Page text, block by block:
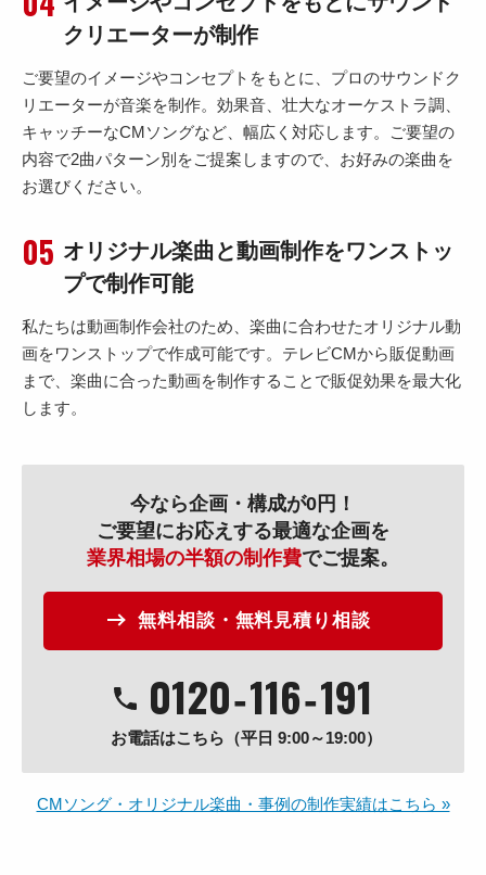
クリエーターが制作
ご要望のイメージやコンセプトをもとに、プロのサウンドク
リエーターが音楽を制作。効果音、壮大なオーケストラ調、
キャッチーなCMソングなど、幅広く対応します。ご要望の
内容で2曲パターン別をご提案しますので、お好みの楽曲を
お選びください。
オリジナル楽曲と動画制作をワンストッ
プで制作可能
私たちは動画制作会社のため、楽曲に合わせたオリジナル動
画をワンストップで作成可能です。テレビCMから販促動画
まで、楽曲に合った動画を制作することで販促効果を最大化
します。
今なら企画・構成が0円！
ご要望にお応えする最適な企画を
業界相場の半額の制作費でご提案。
無料相談・無料見積り相談
0120‐116‐191
お電話はこちら（平日 9:00～19:00）
CMソング・オリジナル楽曲・事例の制作実績はこちら »